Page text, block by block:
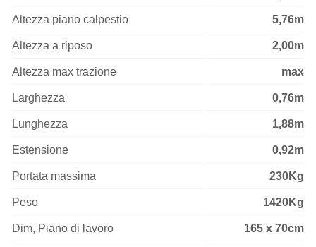
Altezza piano calpestio 5,76m
Altezza a riposo 2,00m
Altezza max trazione max
Larghezza 0,76m
Lunghezza 1,88m
Estensione 0,92m
Portata massima 230Kg
Peso 1420Kg
Dim, Piano di lavoro 165 x 70cm